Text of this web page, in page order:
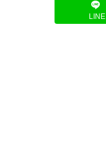
LINE